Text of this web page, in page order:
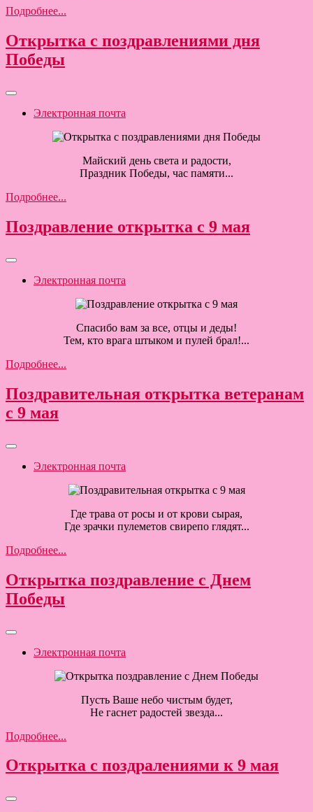
Подробнее...
Открытка с поздравлениями дня
Победы
Электронная почта
Майский день света и радости,
Праздник Победы, час памяти...
Подробнее...
Поздравление открытка с 9 мая
Электронная почта
Спасибо вам за все, отцы и деды!
Тем, кто врага штыком и пулей брал!...
Подробнее...
Поздравительная открытка ветеранам
с 9 мая
Электронная почта
Где трава от росы и от крови сырая,
Где зрачки пулеметов свирепо глядят...
Подробнее...
Открытка поздравление с Днем
Победы
Электронная почта
Пусть Ваше небо чистым будет,
Не гаснет радостей звезда...
Подробнее...
Открытка с поздралениями к 9 мая